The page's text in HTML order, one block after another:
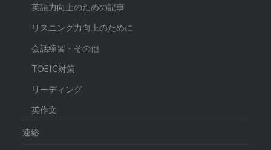
英語力向上のための記事
リスニング力向上のために
会話練習・その他
TOEIC対策
リーディング
英作文
連絡